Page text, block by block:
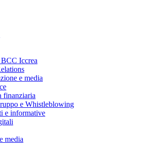
Iccrea
e media
finanziaria
e Whistleblowing
e informative
media